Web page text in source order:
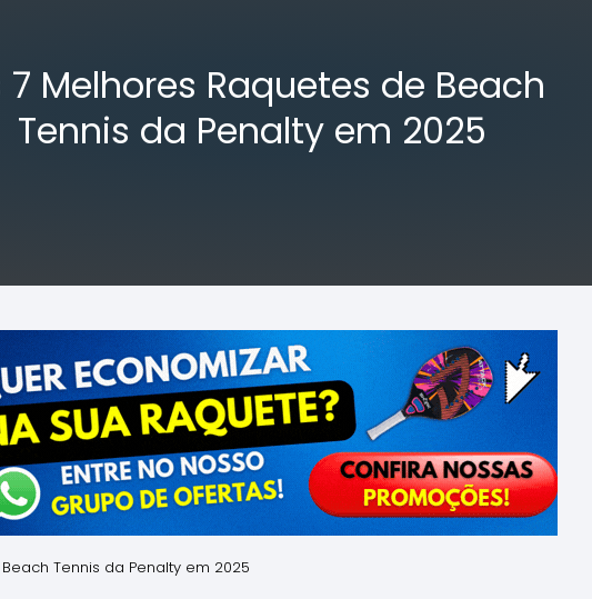
7 Melhores Raquetes de Beach
Tennis da Penalty em 2025
Tennis da Penalty em 2025